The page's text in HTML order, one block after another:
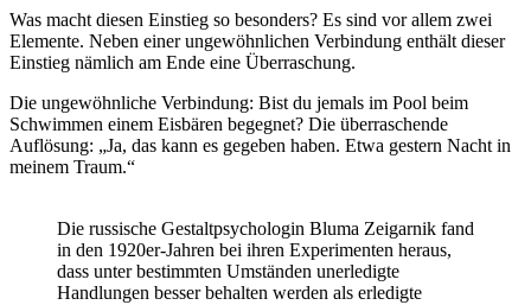
Was macht diesen Einstieg so besonders? Es sind vor allem zwei
Elemente. Neben einer ungewöhnlichen Verbindung enthält dieser
Einstieg nämlich am Ende eine Überraschung.
Die ungewöhnliche Verbindung: Bist du jemals im Pool beim
Schwimmen einem Eisbären begegnet? Die überraschende
Auflösung: „Ja, das kann es gegeben haben. Etwa gestern Nacht in
meinem Traum.“
Die russische Gestaltpsychologin Bluma Zeigarnik fand
in den 1920er-Jahren bei ihren Experimenten heraus,
dass unter bestimmten Umständen unerledigte
Handlungen besser behalten werden als erledigte